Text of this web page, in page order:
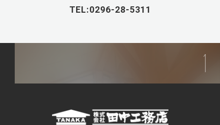
TEL:0296-28-5311